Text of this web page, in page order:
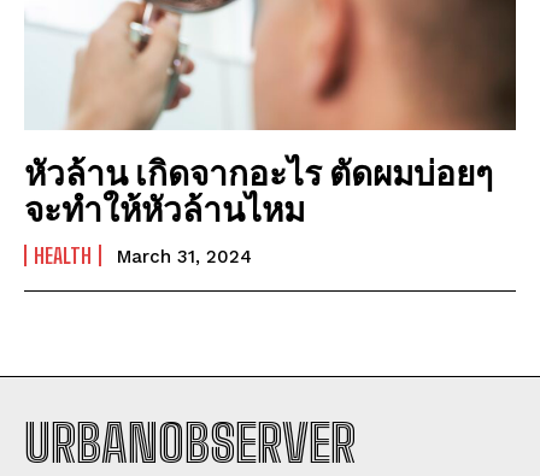
หัวล้าน เกิดจากอะไร ตัดผมบ่อยๆ
จะทำให้หัวล้านไหม
HEALTH March 31, 2024
URBANOBSERVER